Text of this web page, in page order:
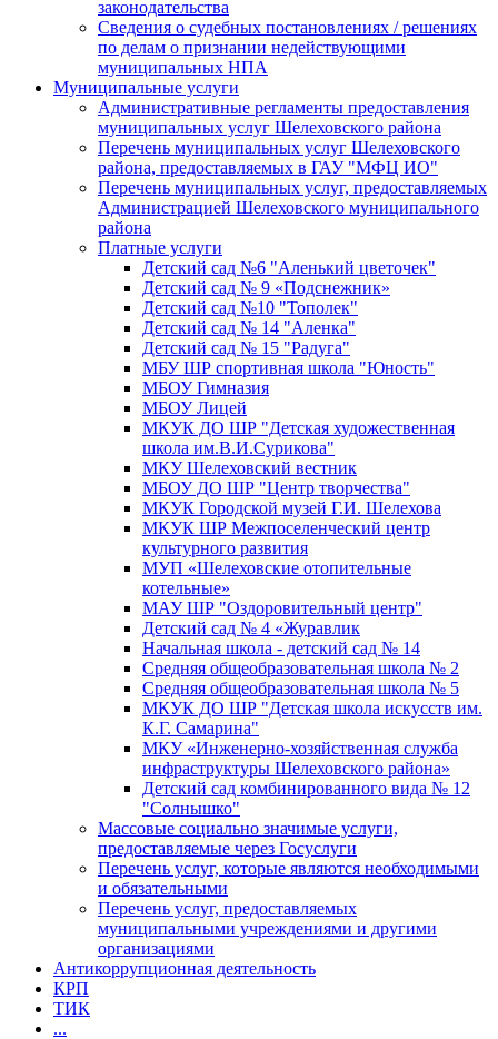
законодательства
Сведения о судебных постановлениях / решениях
по делам о признании недействующими
муниципальных НПА
Муниципальные услуги
Административные регламенты предоставления
муниципальных услуг Шелеховского района
Перечень муниципальных услуг Шелеховского
района, предоставляемых в ГАУ "МФЦ ИО"
Перечень муниципальных услуг, предоставляемых
Администрацией Шелеховского муниципального
района
Платные услуги
Детский сад №6 "Аленький цветочек"
Детский сад № 9 «Подснежник»
Детский сад №10 "Тополек"
Детский сад № 14 "Аленка"
Детский сад № 15 "Радуга"
МБУ ШР спортивная школа "Юность"
МБОУ Гимназия
МБОУ Лицей
МКУК ДО ШР "Детская художественная
школа им.В.И.Сурикова"
МКУ Шелеховский вестник
МБОУ ДО ШР "Центр творчества"
МКУК Городской музей Г.И. Шелехова
МКУК ШР Межпоселенческий центр
культурного развития
МУП «Шелеховские отопительные
котельные»
МАУ ШР "Оздоровительный центр"
Детский сад № 4 «Журавлик
Начальная школа - детский сад № 14
Средняя общеобразовательная школа № 2
Средняя общеобразовательная школа № 5
МКУК ДО ШР "Детская школа искусств им.
К.Г. Самарина"
МКУ «Инженерно-хозяйственная служба
инфраструктуры Шелеховского района»
Детский сад комбинированного вида № 12
"Солнышко"
Массовые социально значимые услуги,
предоставляемые через Госуслуги
Перечень услуг, которые являются необходимыми
и обязательными
Перечень услуг, предоставляемых
муниципальными учреждениями и другими
организациями
Антикоррупционная деятельность
КРП
ТИК
...